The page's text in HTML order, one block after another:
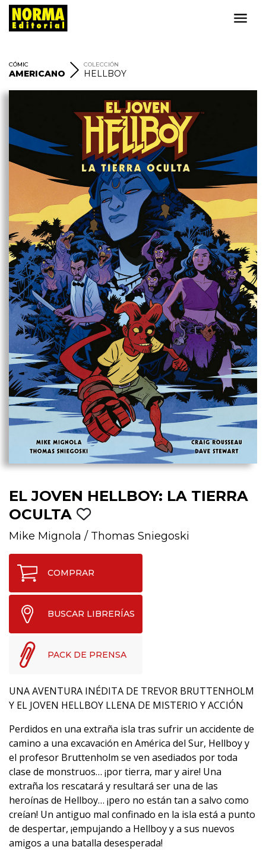
CÓMIC
AMERICANO
COLECCIÓN
HELLBOY
EL JOVEN HELLBOY: LA TIERRA
OCULTA
Mike Mignola / Thomas Sniegoski
COMPRAR
BUSCAR LIBRERÍAS
PACK DE PRENSA
UNA AVENTURA INÉDITA DE TREVOR BRUTTENHOLM
Y EL JOVEN HELLBOY LLENA DE MISTERIO Y ACCIÓN
Perdidos en una extraña isla tras sufrir un accidente de
camino a una excavación en América del Sur, Hellboy y
el profesor Bruttenholm se ven asediados por toda
clase de monstruos… ¡por tierra, mar y aire! Una
extraña los rescatará y resultará ser una de las
heroínas de Hellboy… ¡pero no están tan a salvo como
creían! Un antiguo mal confinado en la isla está a punto
de despertar, ¡empujando a Hellboy y a sus nuevos
amigos a una batalla desesperada!